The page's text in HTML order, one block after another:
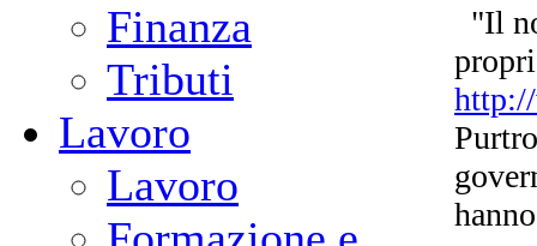
Finanza
Tributi
Lavoro
Lavoro
"Il